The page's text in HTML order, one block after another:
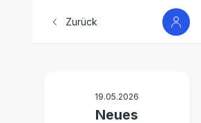
Zurück
19.05.2026
Neues